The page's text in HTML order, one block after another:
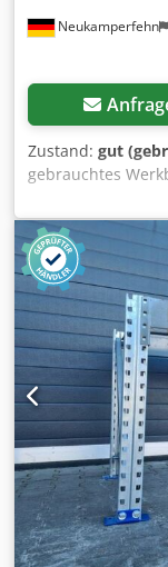
Neukamperfehn
Zustand: gut
gebrauchtes
Breite: ca. 1.600
Technische Daten
Schäfer Typ: PR
02x
verzinkt
Quer- u.
vormontiert (
Kastenprofil: 110/
Sicherungsstifte,
Die Bilder dienen
Materialfarbe
Werkbänke
Werkbankständer
beträgt in der
Agtef